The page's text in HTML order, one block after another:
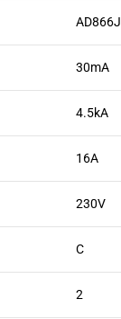
AD866J
30mA
4.5kA
16A
230V
C
2